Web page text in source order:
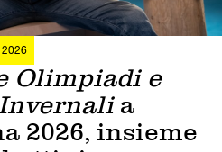
2026
Olimpiadi e
a
2026, insieme